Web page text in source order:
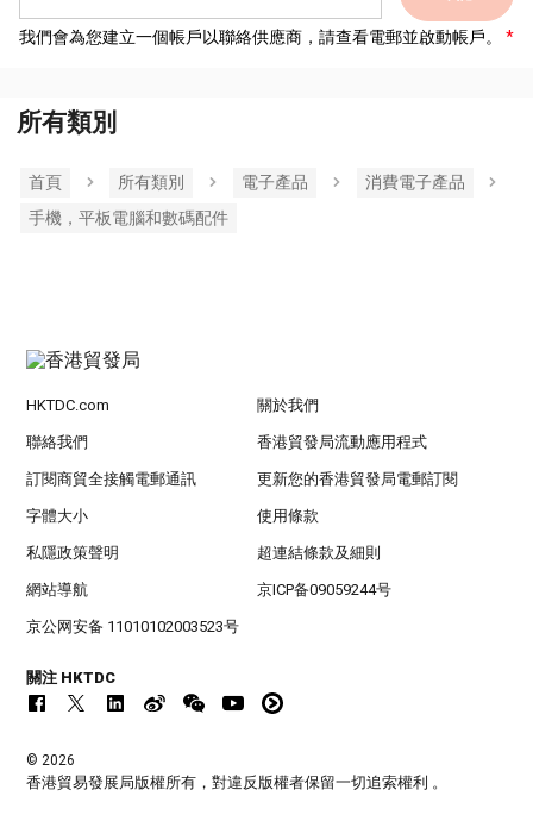
我們會為您建立一個帳戶以聯絡供應商，請查看電郵並啟動帳戶。
所有類別
首頁 所有類別 電子產品
消費電子產品
手機，平板電腦和數碼配件
HKTDC.com 關於我們
聯絡我們 香港貿發局流動應用程式
訂閱商貿全接觸電郵通訊 更新您的香港貿發局電郵訂閱
字體大小 使用條款
私隱政策聲明 超連結條款及細則
網站導航 京ICP备09059244号
京公网安备 11010102003523号
關注 HKTDC
© 2026
香港貿易發展局版權所有，對違反版權者保留一切追索權利 。